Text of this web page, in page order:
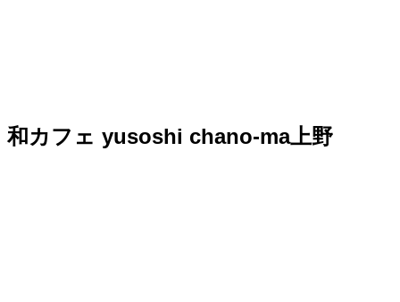
和カフェ yusoshi chano-ma上野